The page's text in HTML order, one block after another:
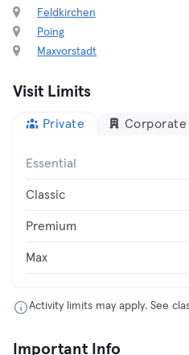
Feldkirchen
Poing
Maxvorstadt
Visit Limits
Private Corporate
Essential
Classic
Premium
Max
Activity limits may apply. See
Important Info